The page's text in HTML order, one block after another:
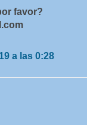
favor?
a las 0:28